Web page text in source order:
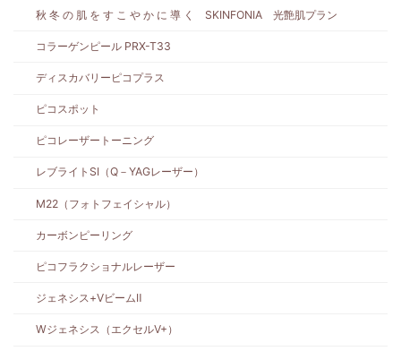
秋 冬 の 肌 を す こ や か に 導 く SKINFONIA 光艶肌プラン
コラーゲンピール PRX-T33
ディスカバリーピコプラス
ピコスポット
ピコレーザートーニング
レブライトSI（Q－YAGレーザー）
M22（フォトフェイシャル）
カーボンピーリング
ピコフラクショナルレーザー
ジェネシス+VビームⅡ
Wジェネシス（エクセルV+）